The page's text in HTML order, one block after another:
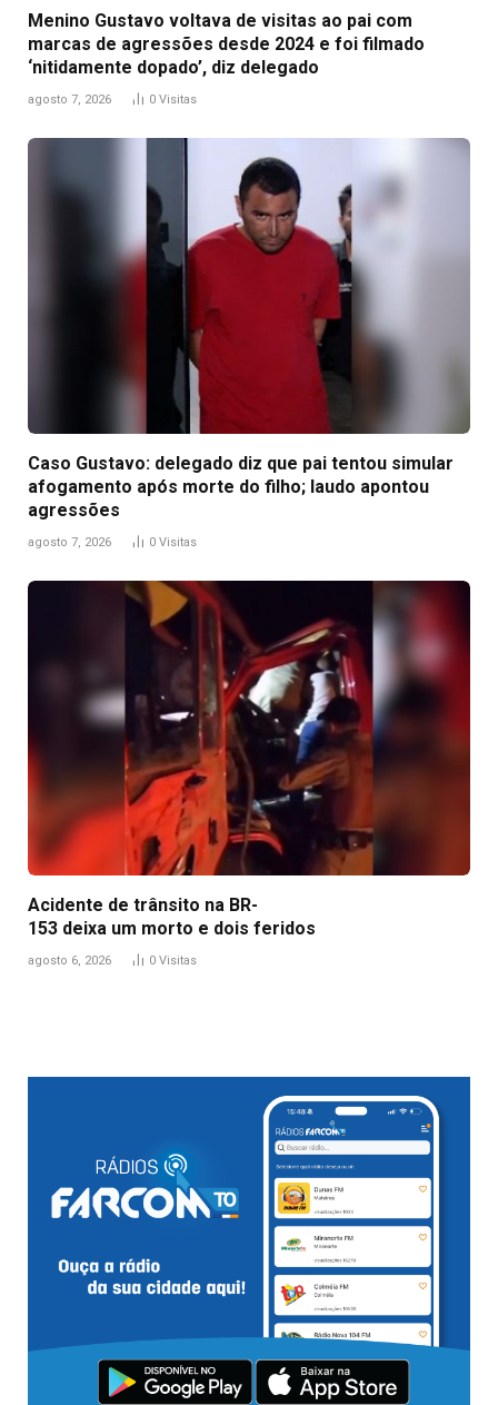
Menino Gustavo voltava de visitas ao pai com
marcas de agressões desde 2024 e foi filmado
‘nitidamente dopado’, diz delegado
agosto 7, 2026 0 Visitas
Caso Gustavo: delegado diz que pai tentou simular
afogamento após morte do filho; laudo apontou
agressões
agosto 7, 2026 0 Visitas
Acidente de trânsito na BR-
153 deixa um morto e dois feridos
agosto 6, 2026 0 Visitas